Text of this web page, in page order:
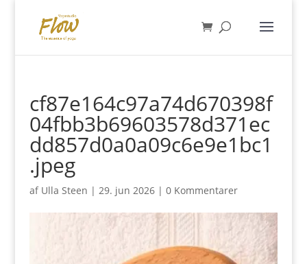
cf87e164c97a74d670398f
04fbb3b69603578d371ec
dd857d0a0a09c6e9e1bc1
.jpeg
af Ulla Steen | 29. jun 2026| 0 Kommentarer